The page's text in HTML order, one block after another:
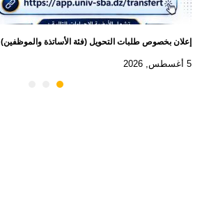
إعلان بخصوص طلبات التحويل (فئة الأساتذة والموظفين)
5 أغسطس, 2026